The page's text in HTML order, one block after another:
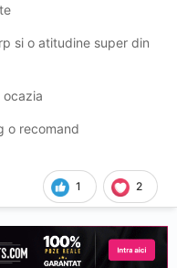
si o atitudine super din
ocazia
o recomand
1 2